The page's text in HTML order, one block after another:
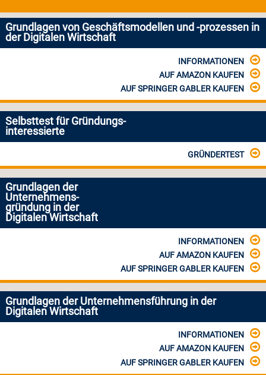
Grundlagen von Geschäftsmodellen und -prozessen in
der Digitalen Wirtschaft
INFORMATIONEN
AUF AMAZON KAUFEN
AUF SPRINGER GABLER KAUFEN
Selbsttest für Gründungs-
interessierte
GRÜNDERTEST
Grundlagen der
Unternehmens-
gründung in der
Digitalen Wirtschaft
INFORMATIONEN
AUF AMAZON KAUFEN
AUF SPRINGER GABLER KAUFEN
Grundlagen der Unternehmensführung in der
Digitalen Wirtschaft
INFORMATIONEN
AUF AMAZON KAUFEN
AUF SPRINGER GABLER KAUFEN